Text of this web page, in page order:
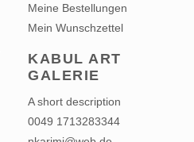
Meine Bestellungen
Mein Wunschzettel
KABUL ART
GALERIE
A short description
0049 1713283344